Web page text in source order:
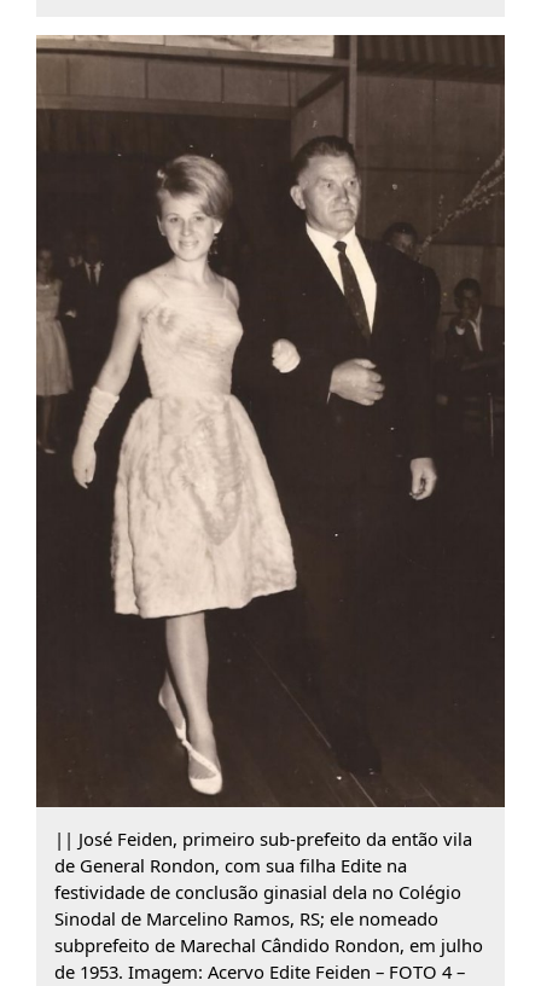
|| José Feiden, primeiro sub-prefeito da então vila
de General Rondon, com sua filha Edite na
festividade de conclusão ginasial dela no Colégio
Sinodal de Marcelino Ramos, RS; ele nomeado
subprefeito de Marechal Cândido Rondon, em julho
de 1953. Imagem: Acervo Edite Feiden – FOTO 4 –